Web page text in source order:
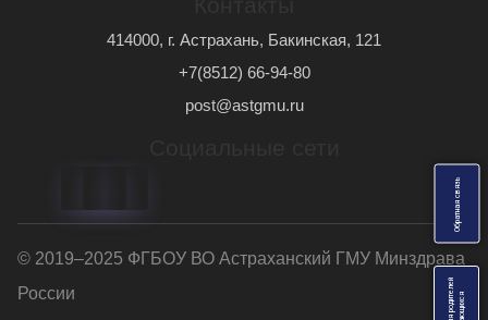
О
б
р
а
т
н
а
я
с
в
я
з
ь
414000, г. Астрахань, Бакинская, 121
+7(8512) 66-94-80
post@astgmu.ru
© 2019–2025 ФГБОУ ВО Астраханский ГМУ Минздрава
России